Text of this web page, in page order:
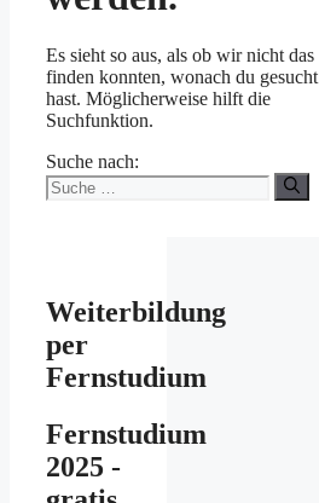
Es sieht so aus, als ob wir nicht das
finden konnten, wonach du gesucht
hast. Möglicherweise hilft die
Suchfunktion.
Suche nach:
Weiterbildung
per
Fernstudium
Fernstudium
2025 -